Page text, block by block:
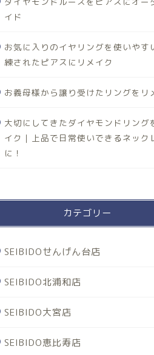
イド
お気に入りのイヤリングを使いやす
練されたピアスにリメイク
お義母様から譲り受けたリングをリ
大切にしてきたダイヤモンドリング
イク｜上品で日常使いできるネック
に！
カテゴリー
SEIBIDOせんげん台店
SEIBIDO北浦和店
SEIBIDO大宮店
SEIBIDO恵比寿店